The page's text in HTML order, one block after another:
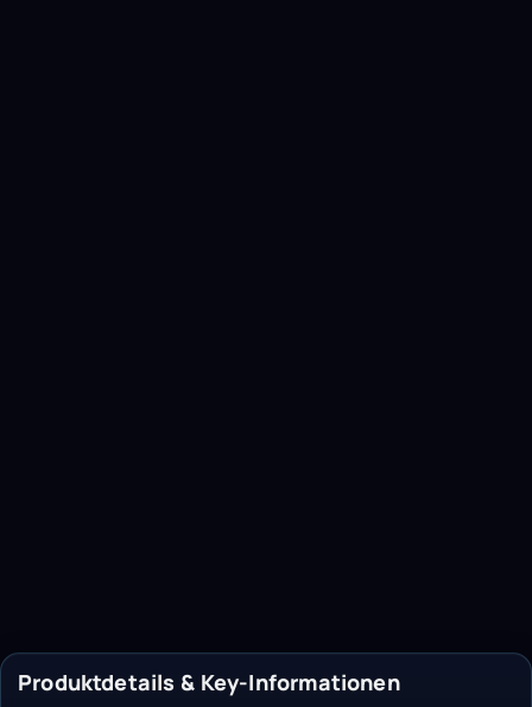
Produktdetails & Key-Informationen